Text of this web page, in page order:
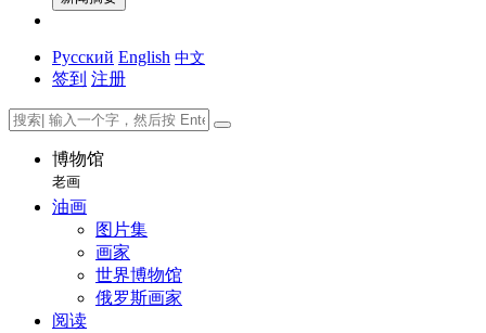
Русский English 中文
签到 注册
博物馆
老画
油画
图片集
画家
世界博物馆
俄罗斯画家
阅读